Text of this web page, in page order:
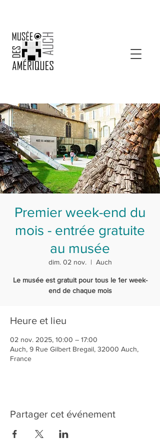
Premier week-end du
mois - entrée gratuite
au musée
dim. 02 nov.
  |
Auch
Le musée est gratuit pour tous le 1er week-
end de chaque mois
Heure et lieu
02 nov. 2025, 10:00 – 17:00
Auch, 9 Rue Gilbert Bregail, 32000 Auch,
France
Partager cet événement